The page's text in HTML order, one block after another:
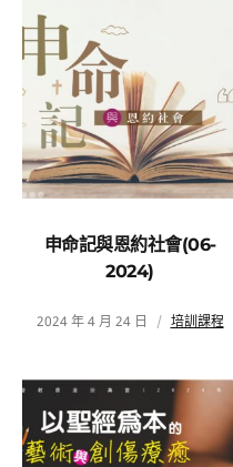
申命記與恩約社會(06-
2024)
2024 年 4 月 24 日 培訓課程